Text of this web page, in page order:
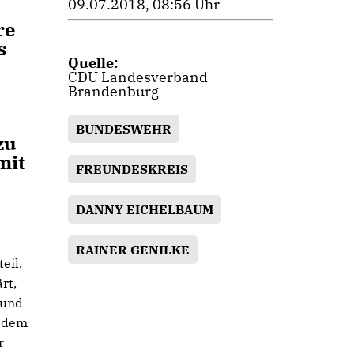
09.07.2018, 08:56 Uhr
Quelle:
CDU Landesverband
Brandenburg
BUNDESWEHR
FREUNDESKREIS
DANNY EICHELBAUM
RAINER GENILKE